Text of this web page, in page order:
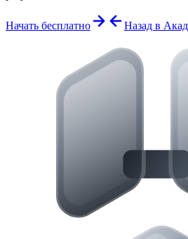
Начать бесплатно Назад в